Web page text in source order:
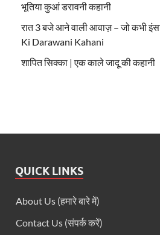
भूतिया कुआं डरावनी कहानी
रात 3 बजे आने वाली आवाज़ – जो कभी
Ki Darawani Kahani
शापित सिक्का | एक काले जादू की कहानी
QUICK LINKS
About Us (हमारे बारे में)
Contact Us (संपर्क करें)